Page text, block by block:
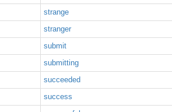
strange
stranger
submit
submitting
succeeded
success